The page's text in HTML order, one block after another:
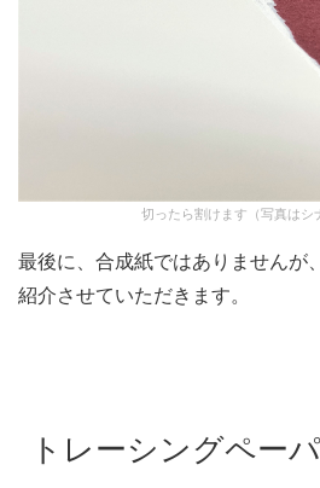
切ったら割けます（写真はシ
最後に、合成紙ではありませんが
紹介させていただきます。
トレーシングペー